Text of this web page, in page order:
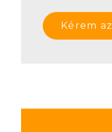
Kérem